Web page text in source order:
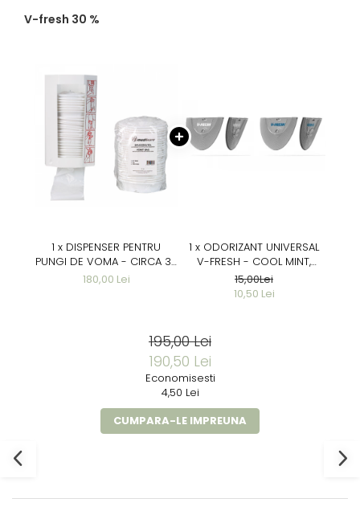
V-fresh 30 %
1 x DISPENSER PENTRU
PUNGI DE VOMA - CIRCA 30
PUNGI - PRINDERE PE PERETE
180,00 Lei
1 x ODORIZANT UNIVERSAL
V-FRESH - COOL MINT,
COOL MINT
15,00Lei
10,50 Lei
195,00 Lei
190,50 Lei
Economisesti
4,50 Lei
CUMPARA-LE IMPREUNA